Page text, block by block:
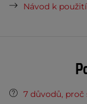
Návod k
7 důvodů,